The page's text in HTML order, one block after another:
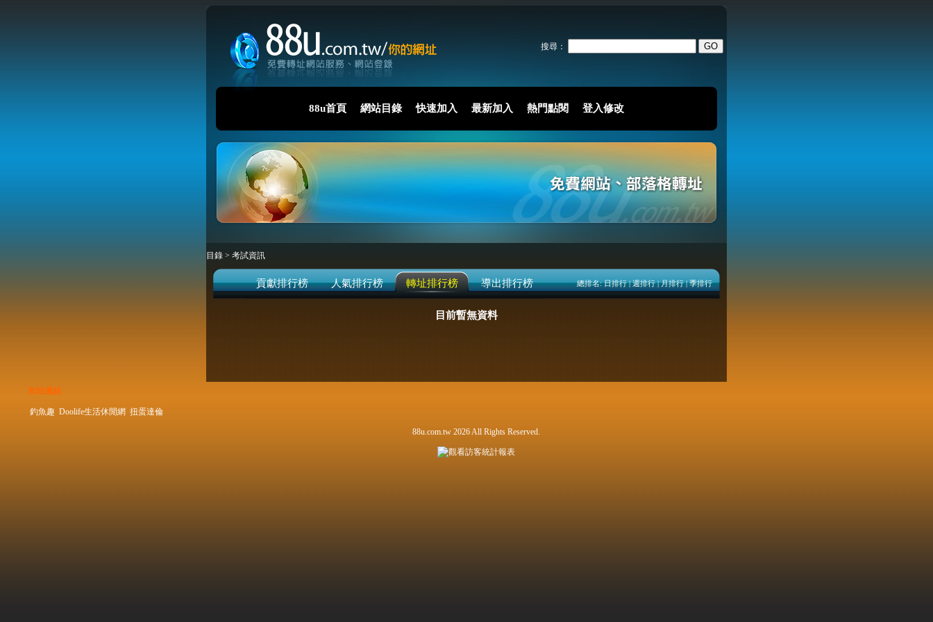
搜尋：
88u首頁 網站目錄 快速加入 最新加入 熱門點閱 登入修改
目錄 > 考試資訊
貢獻排行榜 人氣排行榜 轉址排行榜 導出排行榜 總排名:日排行|週排行|月排行|季排行
目前暫無資料
友站連結
釣魚趣 Doolife生活休閒網 扭蛋達倫
88u.com.tw 2026 All Rights Reserved.